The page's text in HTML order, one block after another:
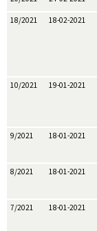
18/2021 18-02-2021
10/2021 19-01-2021
9/2021 18-01-2021
8/2021 18-01-2021
7/2021 18-01-2021